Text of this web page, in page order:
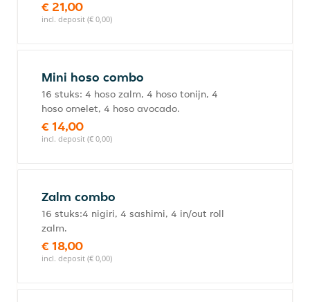
€ 21,00
incl. deposit (€ 0,00)
Mini hoso combo
16 stuks: 4 hoso zalm, 4 hoso tonijn, 4
hoso omelet, 4 hoso avocado.
€ 14,00
incl. deposit (€ 0,00)
Zalm combo
16 stuks:4 nigiri, 4 sashimi, 4 in/out roll
zalm.
€ 18,00
incl. deposit (€ 0,00)